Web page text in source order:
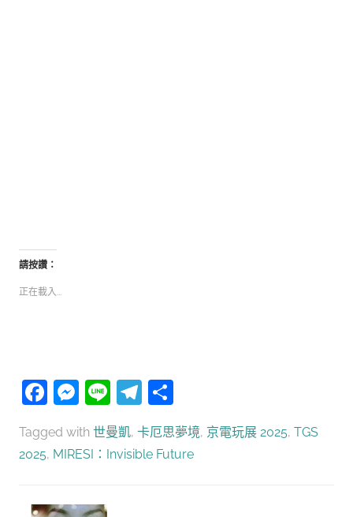
請按讚：
正在載入...
Facebook
Messenger
LineTelegram
Tagged with 世曼凱, 卡厄思夢境, 京電玩展 2025, TGS
2025, MIRESI：Invisible Future